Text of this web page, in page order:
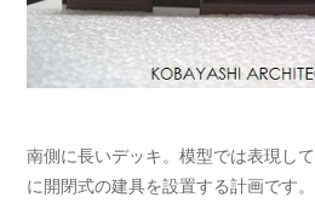
南側に長いデッキ。模型では表現し
に開閉式の建具を設置する計画です。